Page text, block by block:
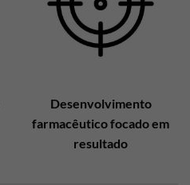
Desenvolvimento
farmacêutico focado em
resultado